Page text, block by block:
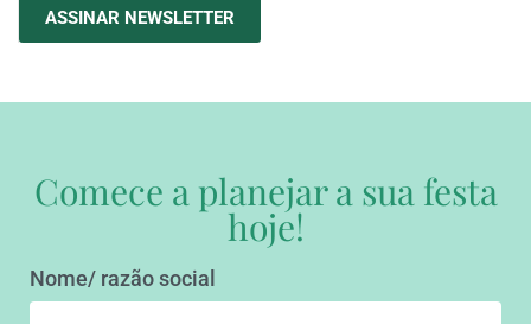
ASSINAR NEWSLETTER
Comece a planejar a sua festa
hoje!
Nome/ razão social